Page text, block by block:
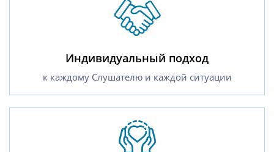
Индивидуальный подход
к каждому Слушателю и каждой ситуации